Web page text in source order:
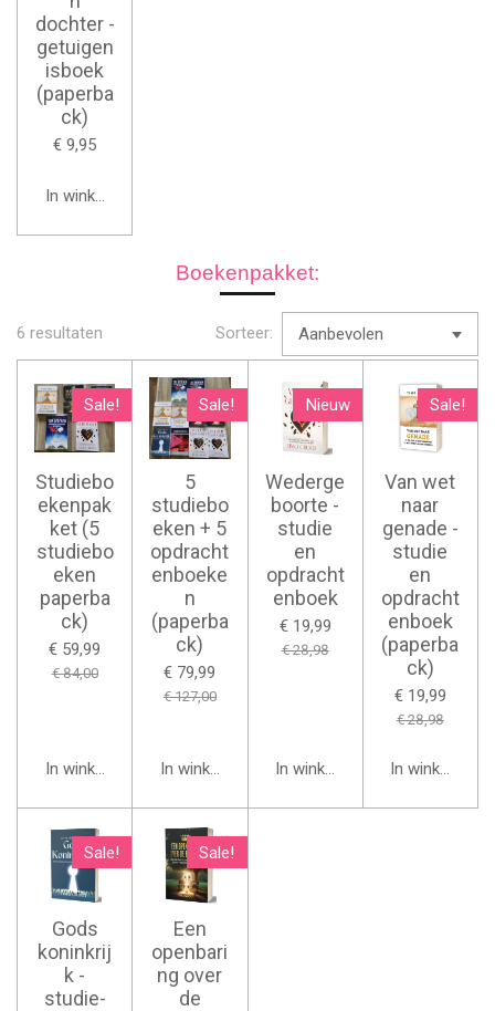
dochter -
getuigen
isboek
(paperba
ck)
€ 9,95
In winkelwagen
Boekenpakket:
6 resultaten Sorteer:
Sale!
Studiebo
ekenpak
ket (5
studiebo
eken
paperba
ck)
€ 59,99
€ 84,00
In winkelwagen
Sale!
5
studiebo
eken + 5
opdracht
enboeke
n
(paperba
ck)
€ 79,99
€ 127,00
In winkelwagen
Nieuw
Wederge
boorte -
studie
en
opdracht
enboek
€ 19,99
€ 28,98
In winkelwagen
Sale!
Van wet
naar
genade -
studie
en
opdracht
enboek
(paperba
ck)
€ 19,99
€ 28,98
In
Sale!
Gods
koninkrij
k -
studie-
Sale!
Een
openbari
ng over
de